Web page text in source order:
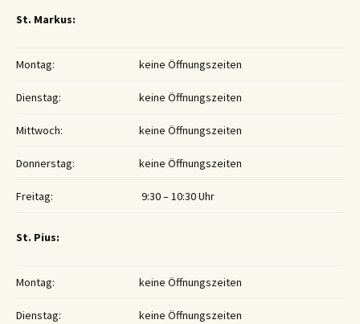
St. Markus:
Montag: keine Öffnungszeiten
Dienstag: keine Öffnungszeiten
Mittwoch: keine Öffnungszeiten
Donnerstag: keine Öffnungszeiten
Freitag: 9:30 – 10:30 Uhr
St. Pius:
Montag: keine Öffnungszeiten
Dienstag: keine Öffnungszeiten